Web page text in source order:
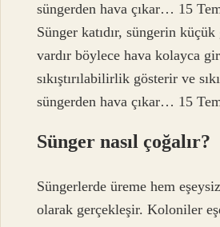
süngerden hava çıkar… 15
Sünger katıdır, süngerin
vardır böylece hava kolayca
sıkıştırılabilirlik gösterir ve
süngerden hava çıkar… 15
Sünger nasıl çoğalır?
Süngerlerde üreme hem
olarak gerçekleşir. Koloniler